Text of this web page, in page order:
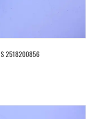
2518200856